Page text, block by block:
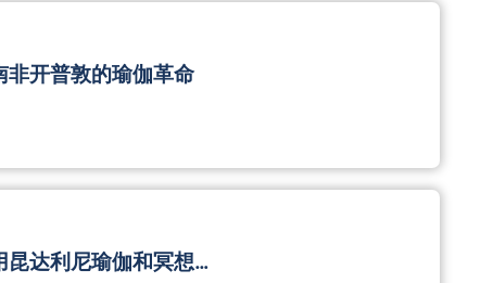
非开普敦的瑜伽革命
昆达利尼瑜伽和冥想…